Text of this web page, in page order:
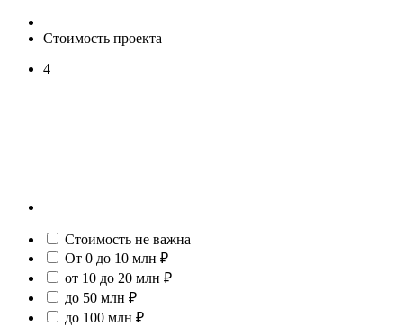
Стоимость проекта
4
Стоимость не важна
От 0 до 10 млн ₽
от 10 до 20 млн ₽
до 50 млн ₽
до 100 млн ₽